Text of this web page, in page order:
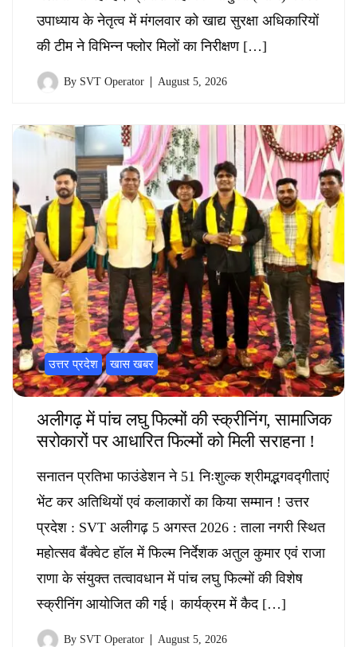
उपाध्याय के नेतृत्व में मंगलवार को खाद्य सुरक्षा अधिकारियों
की टीम ने विभिन्न फ्लोर मिलों का निरीक्षण […]
By SVT Operator August 5, 2026
उत्तर प्रदेश खास खबर
अलीगढ़ में पांच लघु फिल्मों की स्क्रीनिंग, सामाजिक
सरोकारों पर आधारित फिल्मों को मिली सराहना !
सनातन प्रतिभा फाउंडेशन ने 51 निःशुल्क श्रीमद्भगवद्गीताएं
भेंट कर अतिथियों एवं कलाकारों का किया सम्मान ! उत्तर
प्रदेश : SVT अलीगढ़ 5 अगस्त 2026 : ताला नगरी स्थित
महोत्सव बैंक्वेट हॉल में फिल्म निर्देशक अतुल कुमार एवं राजा
राणा के संयुक्त तत्वावधान में पांच लघु फिल्मों की विशेष
स्क्रीनिंग आयोजित की गई। कार्यक्रम में कैद […]
By SVT Operator August 5, 2026